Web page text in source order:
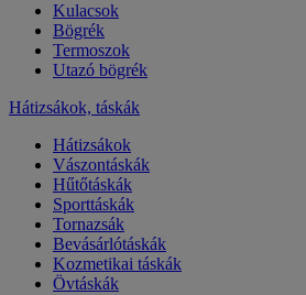
Kulacsok
Bögrék
Termoszok
Utazó bögrék
Hátizsákok, táskák
Hátizsákok
Vászontáskák
Hűtőtáskák
Sporttáskák
Tornazsák
Bevásárlótáskák
Kozmetikai táskák
Övtáskák